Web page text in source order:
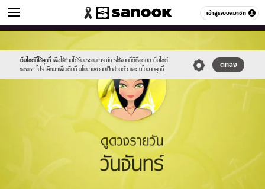
เข้าสู่ระบบสมาชิก
ดูดวง หมวดอื่นๆ
เว็บไซต์นี้ใช้คุกกี้ เพื่อให้ท่านได้รับประสบการณ์การใช้งานที่ดีที่สุดบน เว็บไซต์
ของเรา โปรดศึกษาเพิ่มเติมที่ นโยบายความเป็นส่วนตัว และ นโยบายคุกกี้
ตกลง
//s.isanook.com/sr/0/images/logo-
new-
sanook.png
//s.isanook.com/ho/0/ud/fxd/day/2_mon.jpg